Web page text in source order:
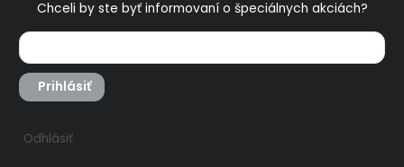
Chceli by ste byť informovaní o špeciálnych akciách?
Prihlásiť
Odhlásiť